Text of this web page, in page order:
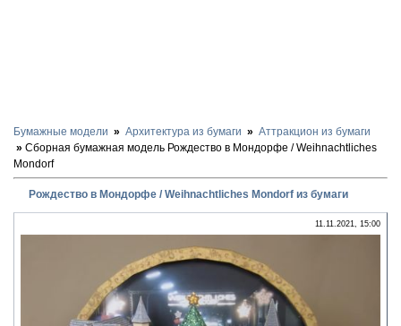
Бумажные модели Архитектура из бумаги
Аттракцион из бумаги
Сборная бумажная модель Рождество в Мондорфе / Weihnachtliches
Mondorf
Рождество в Мондорфе / Weihnachtliches Mondorf из бумаги
11.11.2021, 15:00